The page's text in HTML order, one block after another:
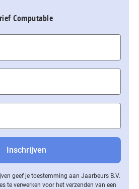
Computable
geef je toestemming aan Jaarbeurs B.V.
te verwerken voor het verzenden van een